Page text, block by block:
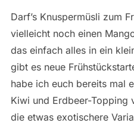
Darf’s Knuspermüsli zum
vielleicht noch einen
das einfach alles in ein
gibt es neue
habe ich euch bereits mal
Kiwi und Erdbeer-Topping
die etwas exotischere